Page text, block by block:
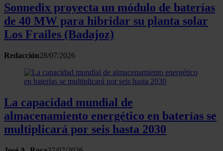
Sonnedix proyecta un módulo de baterías
de 40 MW para hibridar su planta solar
Los Frailes (Badajoz)
Redacción28/07/2026
La capacidad mundial de
almacenamiento energético en baterías se
multiplicará por seis hasta 2030